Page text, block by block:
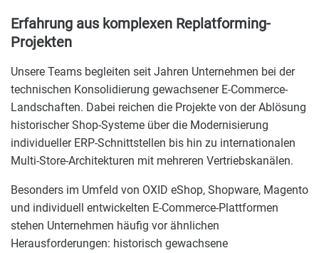
Erfahrung aus komplexen Replatforming-
Projekten
Unsere Teams begleiten seit Jahren Unternehmen bei der
technischen Konsolidierung gewachsener E-Commerce-
Landschaften. Dabei reichen die Projekte von der Ablösung
historischer Shop-Systeme über die Modernisierung
individueller ERP-Schnittstellen bis hin zu internationalen
Multi-Store-Architekturen mit mehreren Vertriebskanälen.
Besonders im Umfeld von OXID eShop, Shopware, Magento
und individuell entwickelten E-Commerce-Plattformen
stehen Unternehmen häufig vor ähnlichen
Herausforderungen: historisch gewachsene